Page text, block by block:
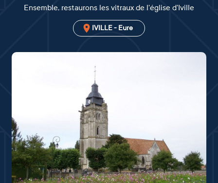
Ensemble, restaurons les vitraux de l'église d'Iville
IVILLE - Eure